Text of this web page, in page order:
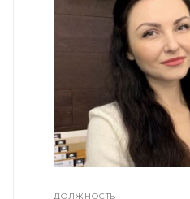
ДОЛЖНОСТЬ